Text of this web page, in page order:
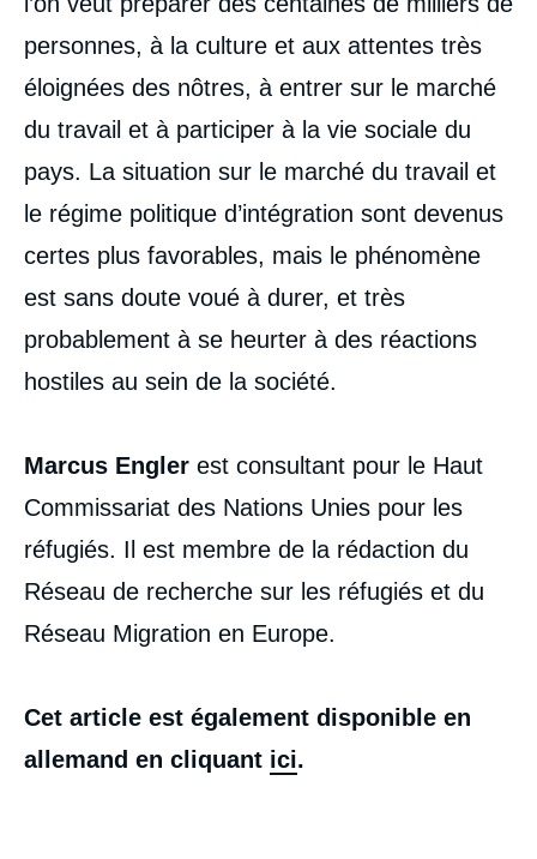
personnes, à la culture et aux attentes très
éloignées des nôtres, à entrer sur le marché
du travail et à participer à la vie sociale du
pays. La situation sur le marché du travail et
le régime politique d’intégration sont devenus
certes plus favorables, mais le phénomène
est sans doute voué à durer, et très
probablement à se heurter à des réactions
hostiles au sein de la société.
Marcus Engler est consultant pour le Haut
Commissariat des Nations Unies pour les
réfugiés. Il est membre de la rédaction du
Réseau de recherche sur les réfugiés et du
Réseau Migration en Europe.
Cet article est également disponible en
allemand en cliquant ici.
de
publication
échec ? La crise des réfugiés en Allemagne
Copier